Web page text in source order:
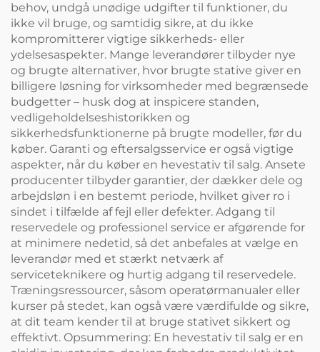
behov, undgå unødige udgifter til funktioner, du
ikke vil bruge, og samtidig sikre, at du ikke
kompromitterer vigtige sikkerheds- eller
ydelsesaspekter. Mange leverandører tilbyder nye
og brugte alternativer, hvor brugte stative giver en
billigere løsning for virksomheder med begrænsede
budgetter – husk dog at inspicere standen,
vedligeholdelseshistorikken og
sikkerhedsfunktionerne på brugte modeller, før du
køber. Garanti og eftersalgsservice er også vigtige
aspekter, når du køber en hevestativ til salg. Ansete
producenter tilbyder garantier, der dækker dele og
arbejdsløn i en bestemt periode, hvilket giver ro i
sindet i tilfælde af fejl eller defekter. Adgang til
reservedele og professionel service er afgørende for
at minimere nedetid, så det anbefales at vælge en
leverandør med et stærkt netværk af
serviceteknikere og hurtig adgang til reservedele.
Træningsressourcer, såsom operatørmanualer eller
kurser på stedet, kan også være værdifulde og sikre,
at dit team kender til at bruge stativet sikkert og
effektivt. Opsummering: En hevestativ til salg er en